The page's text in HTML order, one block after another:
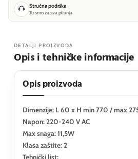
Stručna podrška
Tu smo za sva pitanja
DETALJI PROIZVODA
Opis i tehničke informacije
Opis proizvoda
Dimenzije: L 60 x H min 770 / max
Napon: 220-240 V AC
Max snaga: 11,5W
Klasa zaštite: 2
Tehnički list: